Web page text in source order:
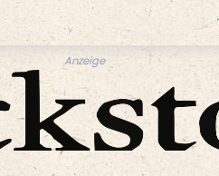
Anzeige